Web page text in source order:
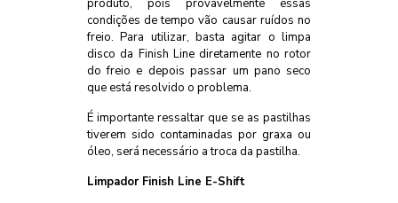
produto, pois provavelmente essas
condições de tempo vão causar ruídos no
freio. Para utilizar, basta agitar o limpa
disco da Finish Line diretamente no rotor
do freio e depois passar um pano seco
que está resolvido o problema.
É importante ressaltar que se as pastilhas
tiverem sido contaminadas por graxa ou
óleo, será necessário a troca da pastilha.
Limpador Finish Line E-Shift